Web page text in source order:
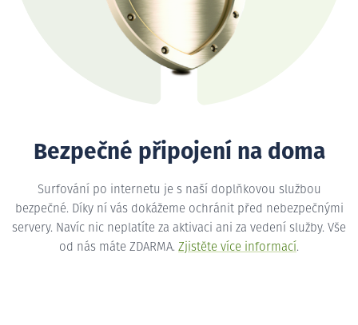
Bezpečné připojení na doma
Surfování po internetu je s naší doplňkovou službou
bezpečné. Díky ní vás dokážeme ochránit před nebezpečnými
servery. Navíc nic neplatíte za aktivaci ani za vedení služby. Vše
od nás máte ZDARMA. Zjistěte více informací.